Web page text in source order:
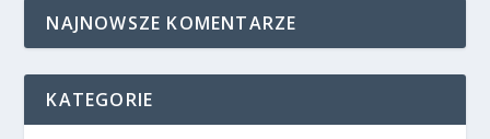
NAJNOWSZE KOMENTARZE
KATEGORIE